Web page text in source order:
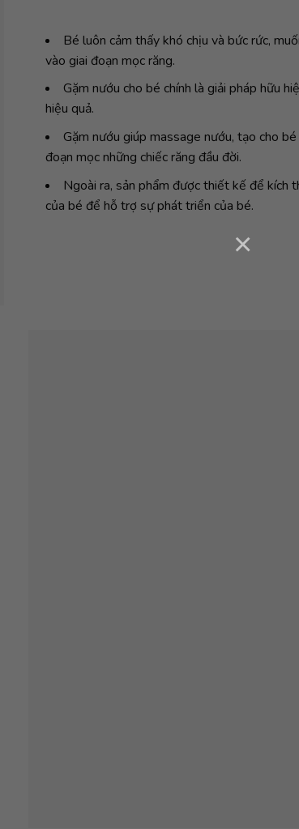
×
Bé luôn cảm thấy khó chịu và bức rức,
vào giai đoạn mọc răng.
Gặm nướu cho bé chính là giải pháp hữu
hiệu quả.
Gặm nướu giúp massage nướu, tạo cho
đoạn mọc những chiếc răng đầu đời.
Ngoài ra, sản phẩm được thiết kế để kích
của bé để hỗ trợ sự phát triển của bé.